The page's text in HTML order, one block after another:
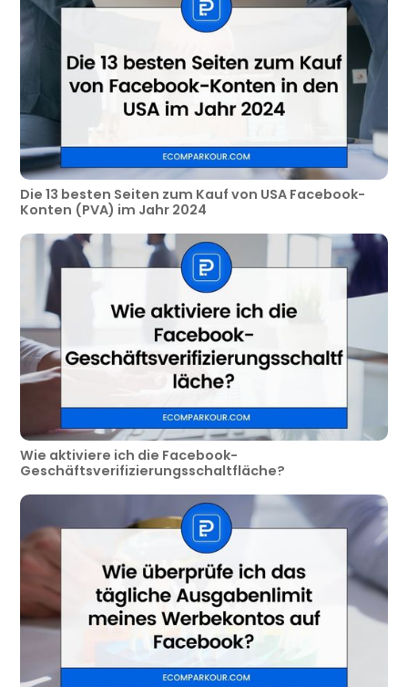
Die 13 besten Seiten zum Kauf von USA Facebook-
Konten (PVA) im Jahr 2024
Wie aktiviere ich die Facebook-
Geschäftsverifizierungsschaltfläche?